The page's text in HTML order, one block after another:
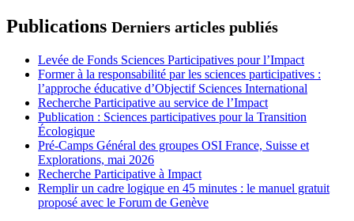
Publications Derniers articles publiés
Levée de Fonds Sciences Participatives pour l’Impact
Former à la responsabilité par les sciences participatives :
l’approche éducative d’Objectif Sciences International
Recherche Participative au service de l’Impact
Publication : Sciences participatives pour la Transition
Écologique
Pré-Camps Général des groupes OSI France, Suisse et
Explorations, mai 2026
Recherche Participative à Impact
Remplir un cadre logique en 45 minutes : le manuel gratuit
proposé avec le Forum de Genève